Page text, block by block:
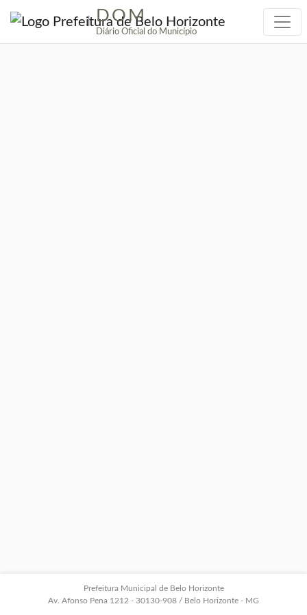
| DOM
Diário Oficial do Município
Prefeitura Municipal de Belo Horizonte
Av. Afonso Pena 1212 - 30130-908 / Belo Horizonte - MG